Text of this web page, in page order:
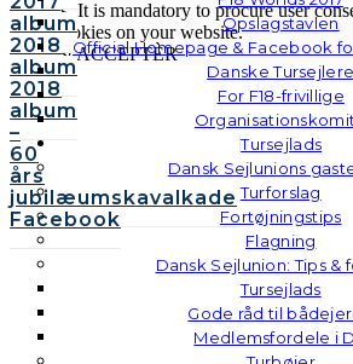
Opslagstavlen
Official Homepage & Facebook
Danske Tursejlere
For F18-frivillige
Tursejlads
Dansk Sejlunions
Turforslag
Fortøjningstips
Flagning
Dansk Sejlunion: Tips &
Tursejlads
Gode råd til
Medlemsfordele i
album
2018
album
2018
album
–
60
års
jubilæumskavalkade
Facebook
cookies. It is mandatory to procure user
these cookies on your website.
GEM & ACCEPTÈR